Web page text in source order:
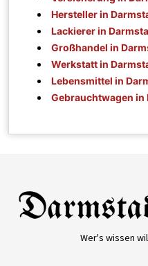
Hersteller in
Lackierer in
Großhandel in
Werkstatt in
Lebensmittel in
Gebrauchtwagen in
Wer's wissen